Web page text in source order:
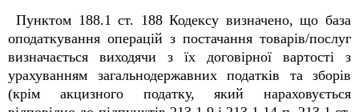
Пунктом 188.1 ст. 188Кодексу визначено, що база
оподаткування операцій з постачання товарів/послуг
визначається виходячи з їх договірної вартості з
урахуванням загальнодержавних податків та зборів
(крім акцизного податку, який нараховується